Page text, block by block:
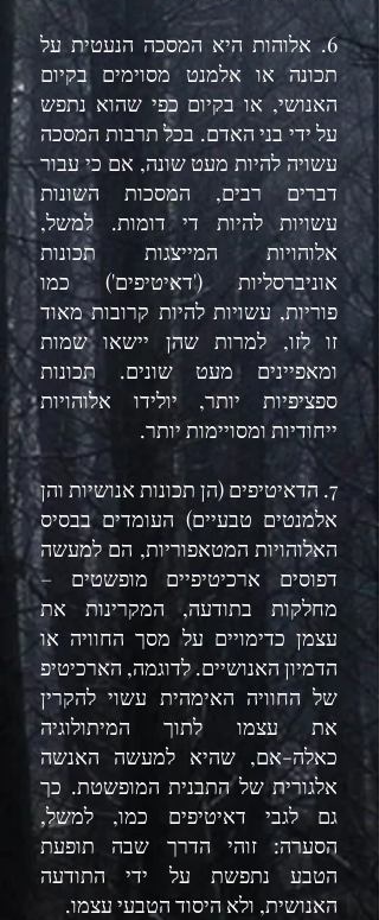
6. אלוהות היא המסכה הנעטית על
תכונה או אלמנט מסוימים בקיום
האנושי, או בקיום כפי שהוא נתפש
על ידי בני האדם. בכל תרבות המסכה
עשויה להיות מעט שונה, אם כי עבור
דברים רבים, המסכות השונות
עשויות להיות די דומות. למשל,
אלוהויות המייצגות תכונות
אוניברסליות ('דאיטיפים') כמו
פוריות, עשויות להיות קרובות מאוד
זו לזו, למרות שהן יישאו שמות
ומאפיינים מעט שונים. תכונות
ספציפיות יותר, יולידו אלוהויות
ייחודיות ומסויימות יותר.
7. הדאיטיפים (הן תכונות אנושיות והן
אלמנטים טבעיים) העומדים בבסיס
האלוהויות המטאפוריות, הם למעשה
דפוסים ארכיטיפיים מופשטים –
מחלקות בתודעה, המקרינות את
עצמן כדימויים על מסך החוויה או
הדמיון האנושיים. לדוגמה, הארכיטיפ
של החוויה האימהית עשוי להקרין
את עצמו לתוך המיתולוגיה
כאלה-אם, שהיא למעשה האנשה
אלגורית של התבנית המופשטת. כך
גם לגבי דאיטיפים כמו, למשל,
הסערה: זוהי הדרך שבה תופעת
הטבע נתפשת על ידי התודעה
האנושית, ולא היסוד הטבעי עצמו.